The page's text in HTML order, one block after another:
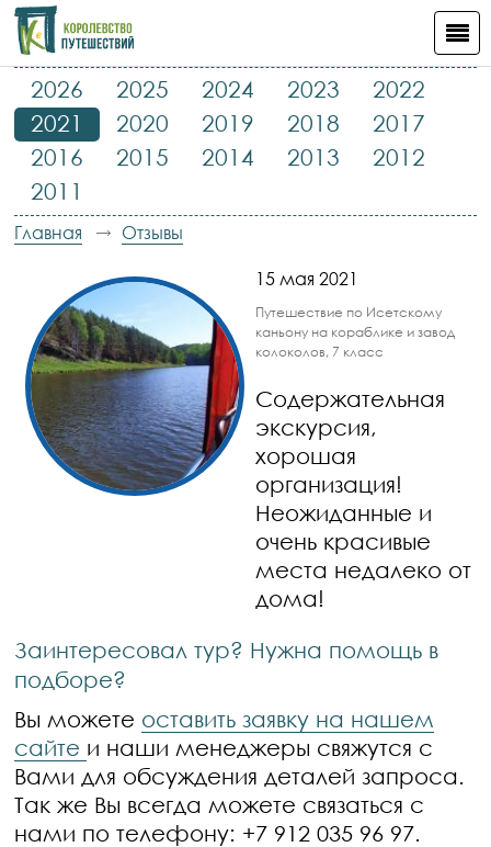
2026 2025 2024 2023
2022
2021
2020 2019 2018
2017
2016
2015 2014 2013
2012
2011
Главная Отзывы
15 мая 2021
Путешествие по Исетскому
каньону на кораблике и завод
колоколов, 7 класс
Содержательная
экскурсия,
хорошая
организация!
Неожиданные и
очень красивые
места недалеко от
дома!
Заинтересовал тур? Нужна помощь в
подборе?
Вы можете оставить заявку на нашем
сайте и наши менеджеры свяжутся с
Вами для обсуждения деталей запроса.
Так же Вы всегда можете связаться с
нами по телефону: +7 912 035 96 97.